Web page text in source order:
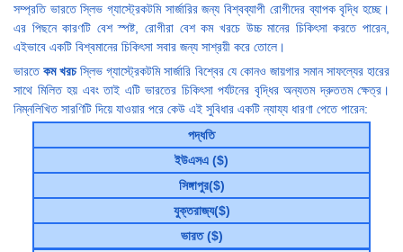
সম্প্রতি ভারতে স্লিভ গ্যাস্ট্রেকটমি সার্জারির জন্য বিশ্বব্যাপী রোগীদের ব্যাপক বৃদ্ধি হচ্ছে।
এর পিছনে কারণটি বেশ স্পষ্ট, রোগীরা বেশ কম খরচে উচ্চ মানের চিকিৎসা করতে পারেন,
এইভাবে একটি বিশ্বমানের চিকিৎসা সবার জন্য সাশ্রয়ী করে তোলে।
ভারতেকম খরচস্লিভ গ্যাস্ট্রেকটমি সার্জারি বিশ্বের যে কোনও জায়গার সমান সাফল্যের হারের
সাথে মিলিত হয় এবং তাই এটি ভারতের চিকিৎসা পর্যটনের বৃদ্ধির অন্যতম দ্রুততম ক্ষেত্র।
নিম্নলিখিত সারণিটি দিয়ে যাওয়ার পরে কেউ এই সুবিধার একটি ন্যায্য ধারণা পেতে পারেন:
পদ্ধতি
ইউএসএ ($)
সিঙ্গাপুর($)
যুক্তরাজ্য($)
ভারত ($)